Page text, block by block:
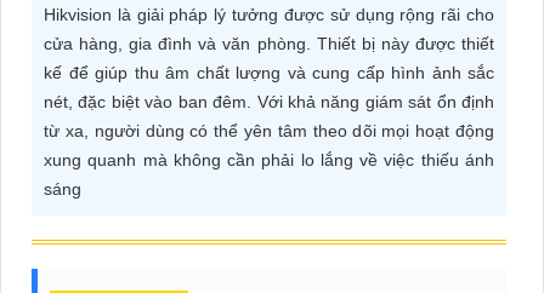
DỊCH
VỤ
Hikvision là giải pháp lý tưởng được sử dụng rộng rãi cho
cửa hàng, gia đình và văn phòng. Thiết bị này được thiết
kế để giúp thu âm chất lượng và cung cấp hình ảnh sắc
nét, đặc biệt vào ban đêm. Với khả năng giám sát ổn định
từ xa, người dùng có thể yên tâm theo dõi mọi hoạt động
xung quanh mà không cần phải lo lắng về việc thiếu ánh
sáng